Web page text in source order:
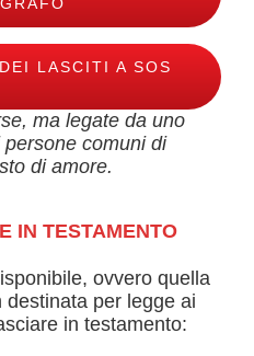
LASCITI A SOS
ma legate da uno
comuni di
di amore.
IN TESTAMENTO
ovvero quella
per legge ai
in testamento: